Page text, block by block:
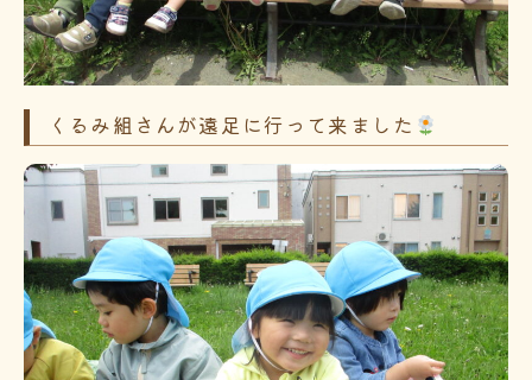
くるみ組さんが遠足に行って来ました